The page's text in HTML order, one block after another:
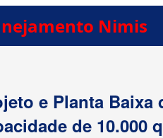
Nimis
e Planta Baixa
de 10.000